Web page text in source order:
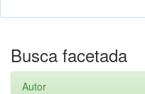
Busca facetada
Autor